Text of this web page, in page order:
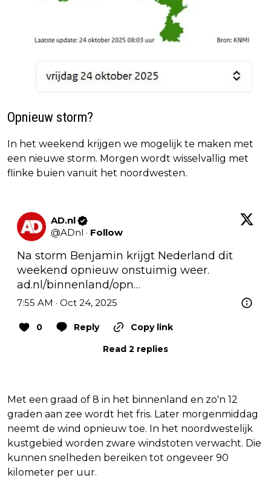
Opnieuw storm?
In het weekend krijgen we mogelijk te maken met
een nieuwe storm. Morgen wordt wisselvallig met
flinke buien vanuit het noordwesten.
AD.nl
@ADnl · Follow
Na storm Benjamin krijgt Nederland dit
ad.nl/binnenland/opn…
7:55 AM · Oct 24, 2025
0 Reply
Copy link
Read 2 replies
Met een graad of 8 in het binnenland en zo'n 12
graden aan zee wordt het fris. Later morgenmiddag
neemt de wind opnieuw toe. In het noordwestelijk
kustgebied worden zware windstoten verwacht. Die
kunnen snelheden bereiken tot ongeveer 90
kilometer per uur.